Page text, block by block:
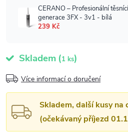
Skladem (1 ks)
Více informací o doručení
Skladem, další kusy na
(očekávaný příjezd